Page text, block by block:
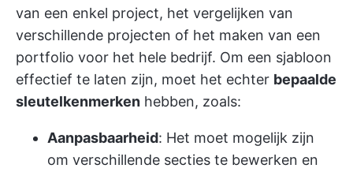
van een enkel project, het vergelijken van
verschillende projecten of het maken van een
portfolio voor het hele bedrijf. Om een sjabloon
effectief te laten zijn, moet het echter bepaalde
sleutelkenmerken hebben, zoals:
Aanpasbaarheid: Het moet mogelijk zijn
om verschillende secties te bewerken en